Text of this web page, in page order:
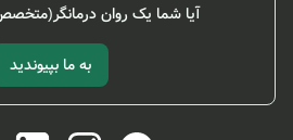
آیا شما یک روان
به ما بپیوندید